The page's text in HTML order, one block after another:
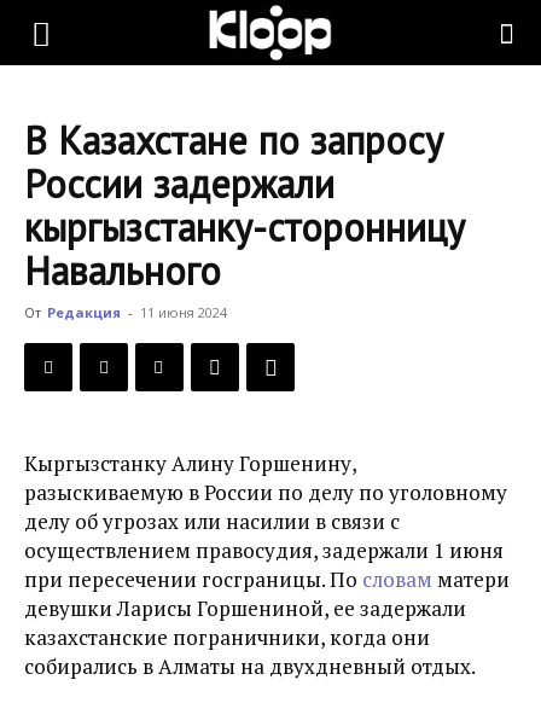
KLOOP.KG
Новости
Кыргызстана
В Казахстане по запросу
России задержали
кыргызстанку-сторонницу
Навального
От Редакция - 11 июня 2024
Кыргызстанку Алину Горшенину,
разыскиваемую в России по делу по уголовному
делу об угрозах или насилии в связи с
осуществлением правосудия, задержали 1 июня
при пересечении госграницы. По словам матери
девушки Ларисы Горшениной, ее задержали
казахстанские пограничники, когда они
собирались в Алматы на двухдневный отдых.